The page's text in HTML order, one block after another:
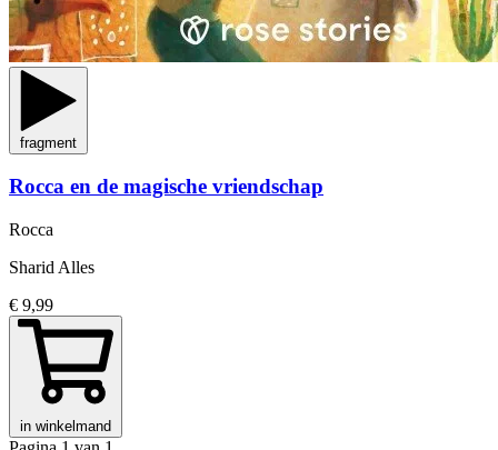
fragment
Rocca en de magische vriendschap
Rocca
Sharid Alles
€ 9,99
in winkelmand